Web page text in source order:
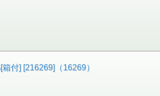
付] [216269]（16269）